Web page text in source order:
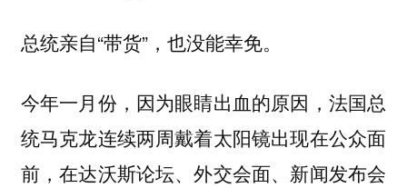
总统亲自“带货”，也没能幸免。
今年一月份，因为眼睛出血的原因，法国总
统马克龙连续两周戴着太阳镜出现在公众面
前，在达沃斯论坛、外交会面、新闻发布会